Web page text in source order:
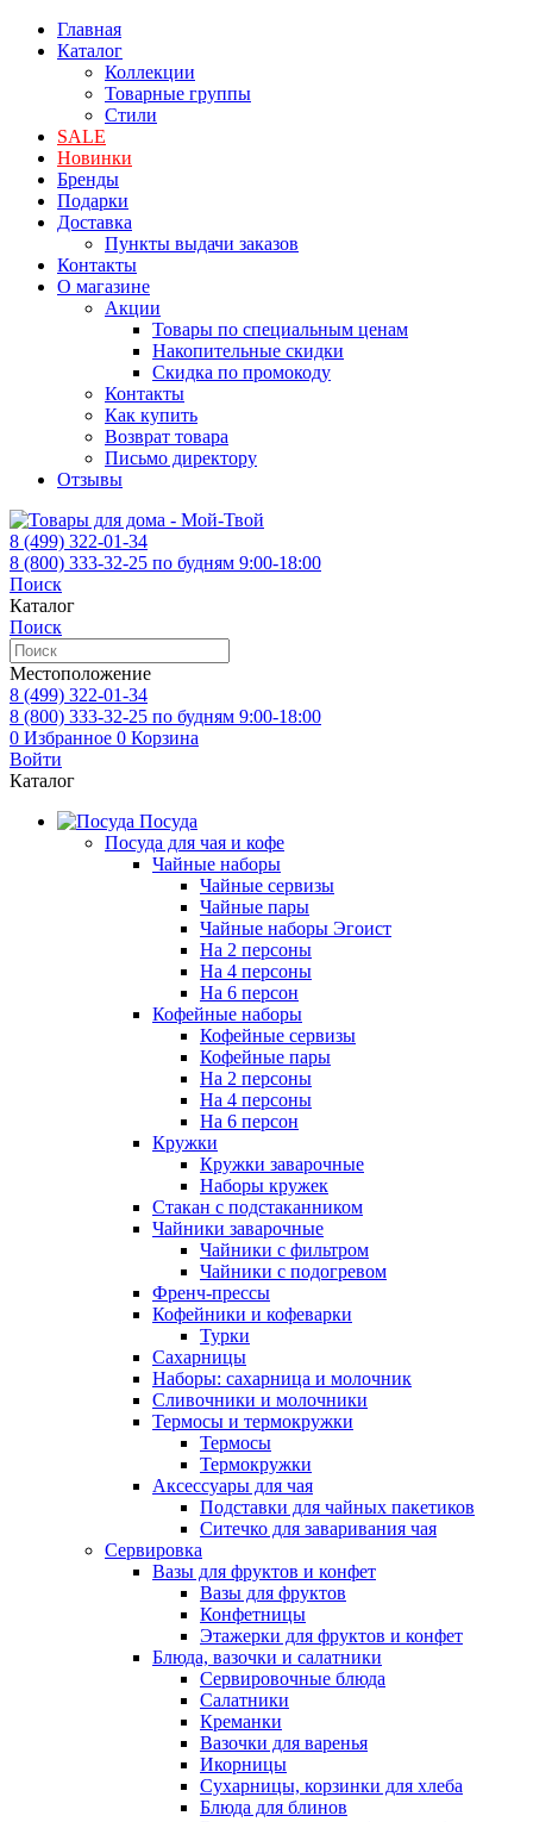
Главная
Каталог
Коллекции
Товарные группы
Стили
SALE
Новинки
Бренды
Подарки
Доставка
Пункты выдачи заказов
Контакты
О магазине
Акции
Товары по специальным ценам
Накопительные скидки
Скидка по промокоду
Контакты
Как купить
Возврат товара
Письмо директору
Отзывы
8 (499) 322-01-34
8 (800) 333-32-25 по будням 9:00-18:00
Поиск
Каталог
Поиск
Местоположение
8 (499) 322-01-34
8 (800) 333-32-25 по будням 9:00-18:00
0 Избранное 0 Корзина
Войти
Каталог
Посуда
Посуда для чая и кофе
Чайные наборы
Чайные сервизы
Чайные пары
Чайные наборы Эгоист
На 2 персоны
На 4 персоны
На 6 персон
Кофейные наборы
Кофейные сервизы
Кофейные пары
На 2 персоны
На 4 персоны
На 6 персон
Кружки
Кружки заварочные
Наборы кружек
Стакан с подстаканником
Чайники заварочные
Чайники с фильтром
Чайники с подогревом
Френч-прессы
Кофейники и кофеварки
Турки
Сахарницы
Наборы: сахарница и молочник
Сливочники и молочники
Термосы и термокружки
Термосы
Термокружки
Аксессуары для чая
Подставки для чайных пакетиков
Ситечко для заваривания чая
Сервировка
Вазы для фруктов и конфет
Вазы для фруктов
Конфетницы
Этажерки для фруктов и конфет
Блюда, вазочки и салатники
Сервировочные блюда
Салатники
Креманки
Вазочки для варенья
Икорницы
Сухарницы, корзинки для хлеба
Блюда для блинов